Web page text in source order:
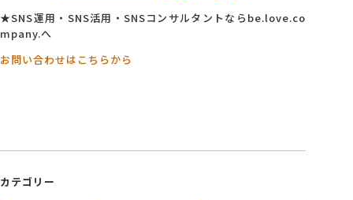
★SNS運用・SNS活用・SNSコンサルタントならbe.love.co
mpany.へ
お問い合わせはこちらから
カテゴリー